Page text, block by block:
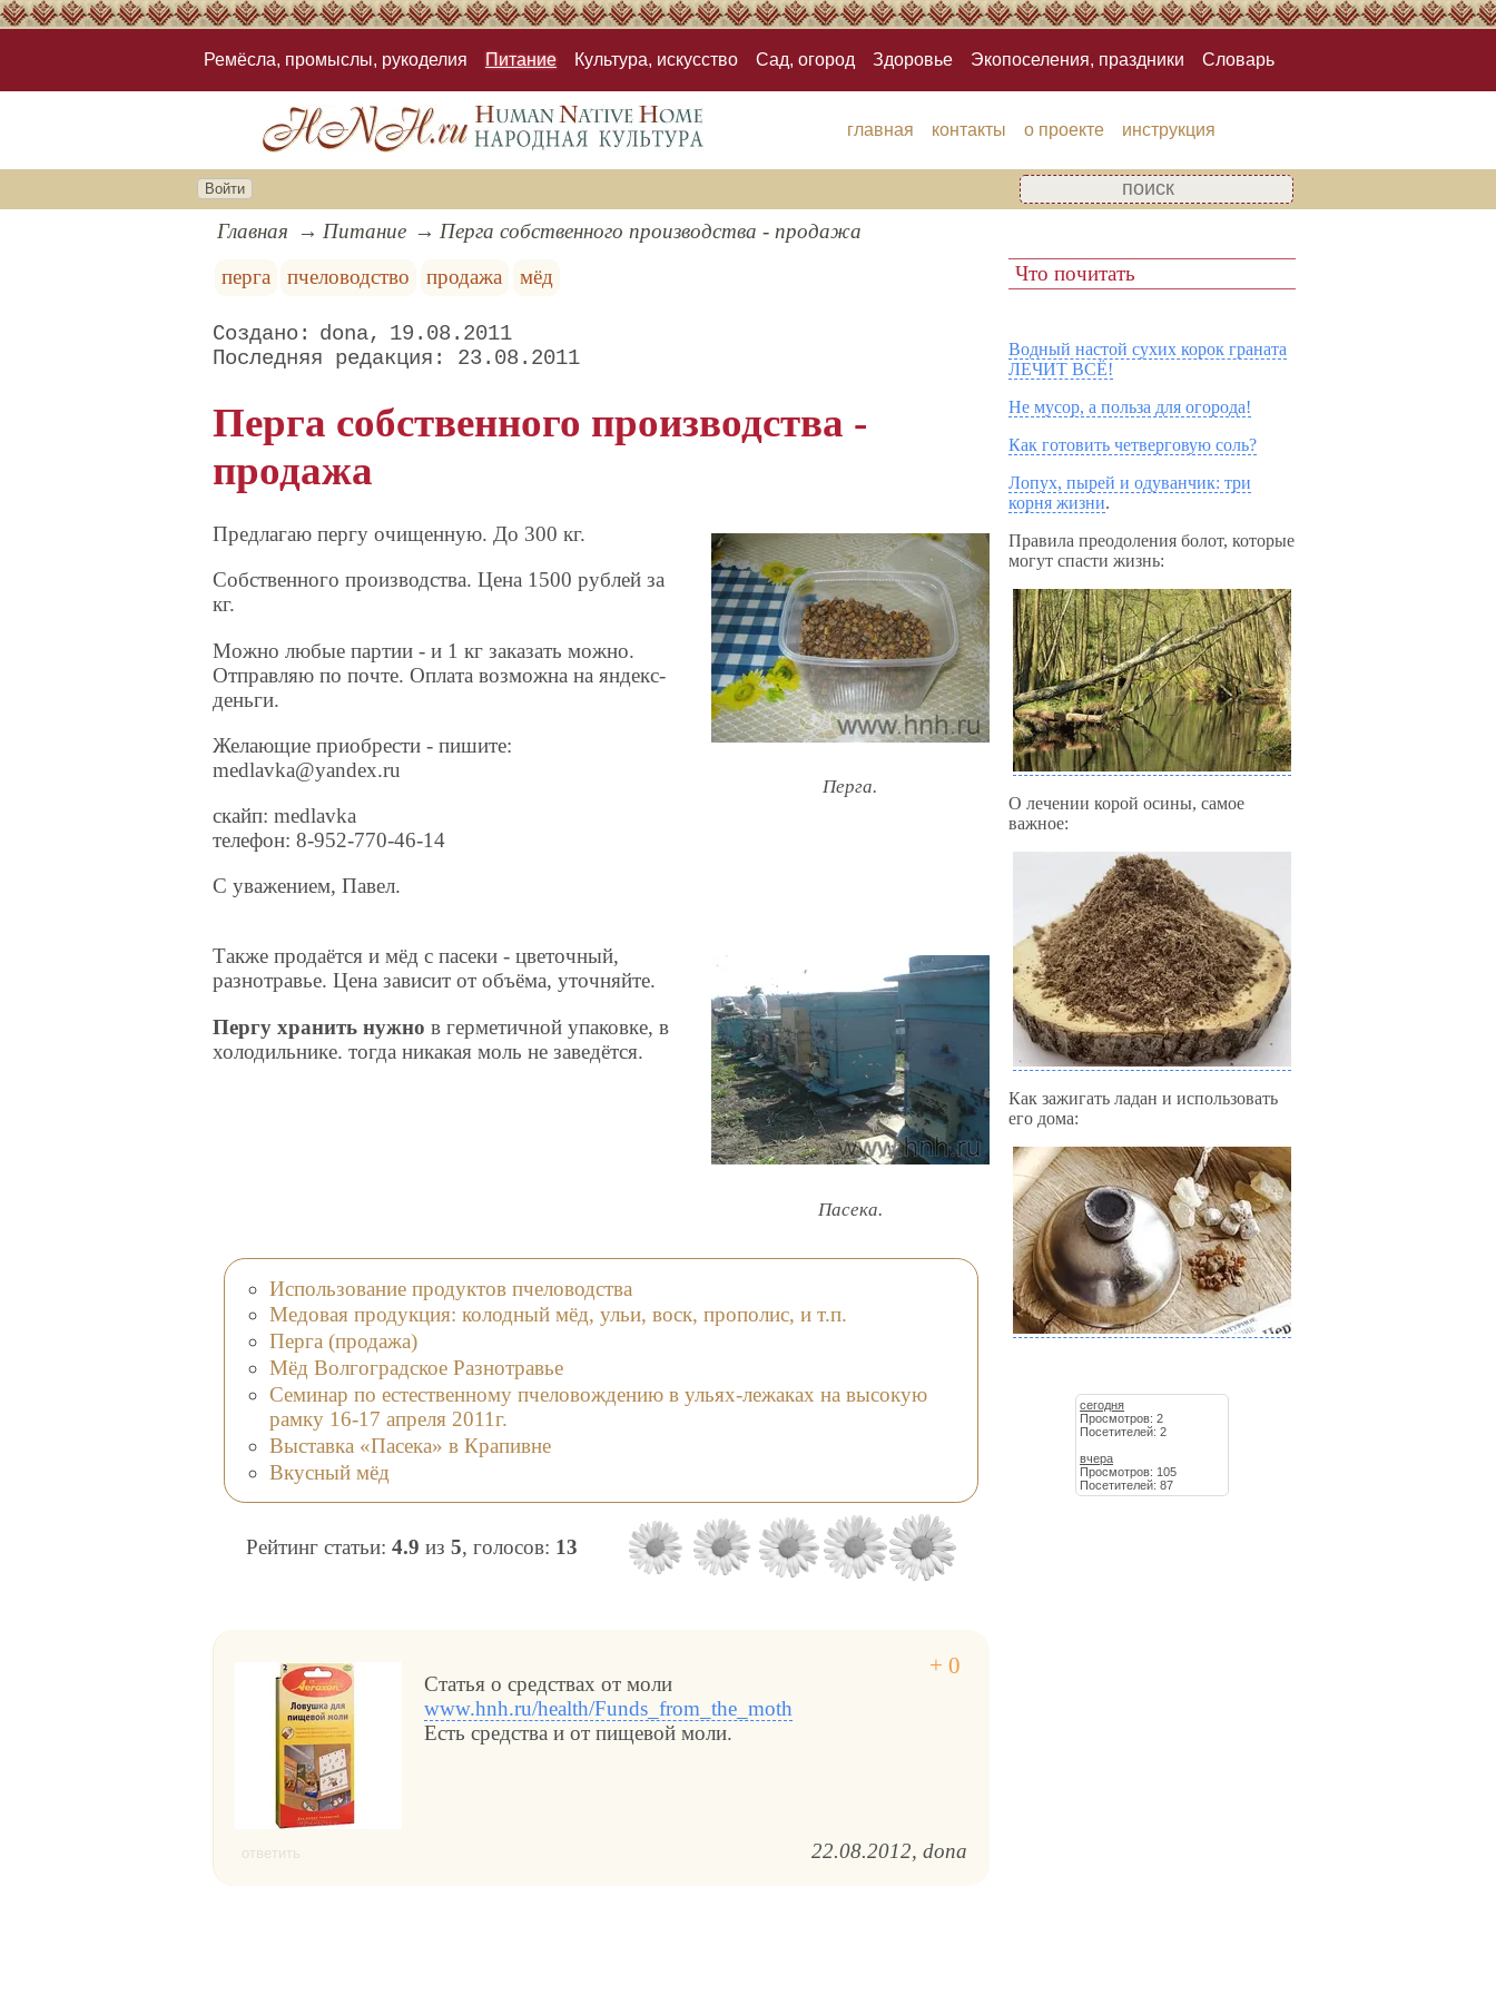
Ремёсла, промыслы, рукоделия Питание Культура, искусство Сад, огород Здоровье Экопоселения, праздники Словарь
главная контакты о проекте инструкция
Войти
Главная Питание
Перга собственного производства - продажа
перга
пчеловодство продажа мёд
dona
19.08.2011
23.08.2011
Перга собственного производства -
продажа
Предлагаю пергу очищенную. До 300 кг.
Перга.
Собственного производства. Цена 1500 рублей за
кг.
Можно любые партии - и 1 кг заказать можно.
Отправляю по почте. Оплата возможна на яндекс-
деньги.
Желающие приобрести - пишите:
medlavka@yandex.ru
скайп: medlavka
телефон: 8-952-770-46-14
C уважением, Павел.
Пасека.
Также продаётся и мёд с пасеки - цветочный,
разнотравье. Цена зависит от объёма, уточняйте.
Пергу хранить нужно в герметичной упаковке, в
холодильнике. тогда никакая моль не заведётся.
Использование продуктов пчеловодства
Медовая продукция: колодный мёд, ульи, воск, прополис, и т.п.
Перга (продажа)
Мёд Волгоградское Разнотравье
Семинар по естественному пчеловождению в ульях-лежаках на высокую
рамку 16-17 апреля 2011г.
Выставка «Пасека» в Крапивне
Вкусный мёд
Рейтинг статьи: 4.9 из 5, голосов: 13
Статья о средствах от моли
www.hnh.ru/health/Funds_from_the_moth
Есть средства и от пищевой моли.
ответить 22.08.2012 dona
Что почитать
Водный настой сухих корок граната
ЛЕЧИТ ВСЁ!
Не мусор, а польза для огорода!
Как готовить четверговую соль?
Лопух, пырей и одуванчик: три
корня жизни.
Правила преодоления болот, которые
могут спасти жизнь:
О лечении корой осины, самое
важное:
Как зажигать ладан и использовать
его дома:
сегодня
Просмотров: 2
Посетителей: 2
вчера
Просмотров: 105
Посетителей: 87